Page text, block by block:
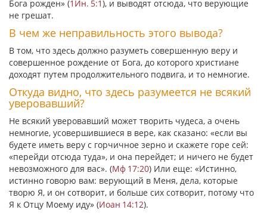
Бога рожден» (1Ин. 5:1), и выводят отсюда, что верующие
не грешат.
В чем же неправильность этого вывода?
В том, что здесь должно разуметь совершенную веру и
совершенное рождение от Бога, до которого христиане
доходят путем продолжительного подвига, и то немногие.
Откуда видно, что здесь разумеется не всякий
уверовавший?
Не всякий уверовавший может творить чудеса, а очень
немногие, усовершившиеся в вере, как сказано: «если вы
будете иметь веру с горчичное зерно и скажете горе сей:
«перейди отсюда туда», и она перейдет; и ничего не будет
невозможного для вас». (Мф 17:20) Или еще: «Истинно,
истинно говорю вам: верующий в Меня, дела, которые
творю Я, и он сотворит, и больше сих сотворит, потому что
Я к Отцу Моему иду» (Иоан 14:12).